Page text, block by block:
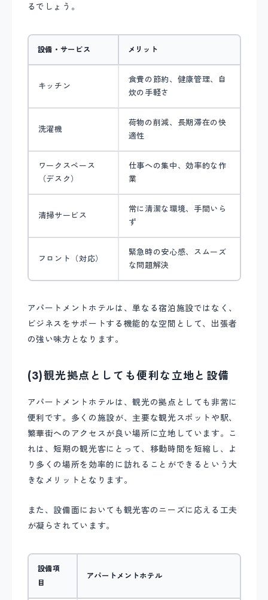
るでしょう。
設備・サービス メリット
キッチン
食費の節約、健康管理、自
炊の手軽さ
洗濯機
荷物の削減、長期滞在の快
適性
ワークスペース
（デスク）
仕事への集中、効率的な作
業
清掃サービス
常に清潔な環境、手間いら
ず
フロント（対応）
緊急時の安心感、スムーズ
な問題解決
アパートメントホテルは、単なる宿泊施設ではなく、
ビジネスをサポートする機能的な空間として、出張者
の強い味方となります。
(3)観光拠点としても便利な立地と設備
アパートメントホテルは、観光の拠点としても非常に
便利です。多くの施設が、主要な観光スポットや駅、
繁華街へのアクセスが良い場所に立地しています。こ
れは、短期の観光客にとって、移動時間を短縮し、よ
り多くの場所を効率的に訪れることができるという大
きなメリットとなります。
また、設備面においても観光客のニーズに応える工夫
が凝らされています。
設備項
目
アパートメントホテル